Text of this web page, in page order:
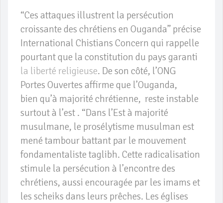
“Ces attaques illustrent la persécution
croissante des chrétiens en Ouganda” précise
International Chistians Concern qui rappelle
pourtant que la constitution du pays garanti
la liberté religieuse. De son côté, l’ONG
Portes Ouvertes affirme que l’Ouganda,
bien qu’à majorité chrétienne, reste instable
surtout à l’est . “Dans l’Est à majorité
musulmane, le prosélytisme musulman est
mené tambour battant par le mouvement
fondamentaliste taglibh. Cette radicalisation
stimule la persécution à l’encontre des
chrétiens, aussi encouragée par les imams et
les scheiks dans leurs prêches. Les églises